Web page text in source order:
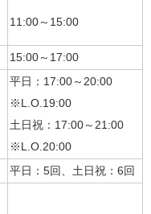
11:00～15:00
15:00～17:00
平日：17:00～20:00
※L.O.19:00
土日祝：17:00～21:00
※L.O.20:00
平日：5回、土日祝：6回